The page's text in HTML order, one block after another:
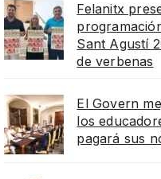
Felanitx
Sant Agustí
de verbenas
El Govern
los
pagará sus